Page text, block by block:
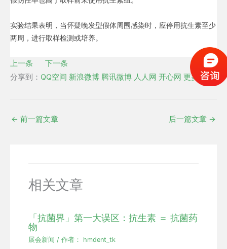
实验结果表明，当怀疑晚发型假体周围感染时，应停用抗生素至少
两周，进行取样检测或培养。
上一条
下一条
分享到： QQ空间 新浪微博 腾讯微博 人人网 开心网 更多
← 前一篇文章 后一篇文章 →
相关文章
「抗菌界」第一大误区：抗生素 ＝ 抗菌药
物
展会新闻 / 作者： hmdent_tk